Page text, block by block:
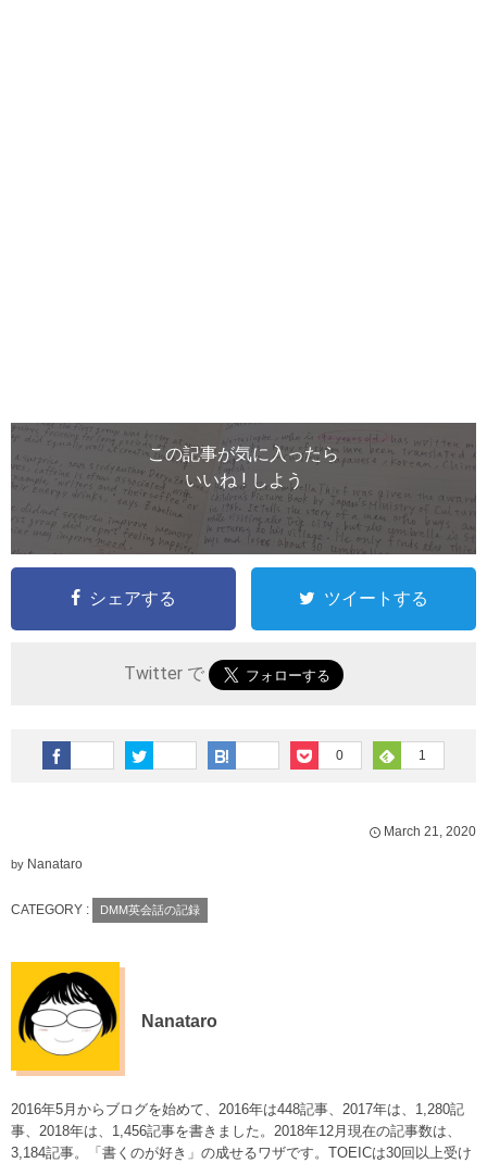
この記事が気に入ったら
いいね ! しよう
シェアする ツイートする
Twitter で
0 1
March 21, 2020
by Nanataro
CATEGORY : DMM英会話の記録
Nanataro
2016年5月からブログを始めて、2016年は448記事、2017年は、1,280記
事、2018年は、1,456記事を書きました。2018年12月現在の記事数は、
3,184記事。「書くのが好き」の成せるワザです。TOEICは30回以上受け